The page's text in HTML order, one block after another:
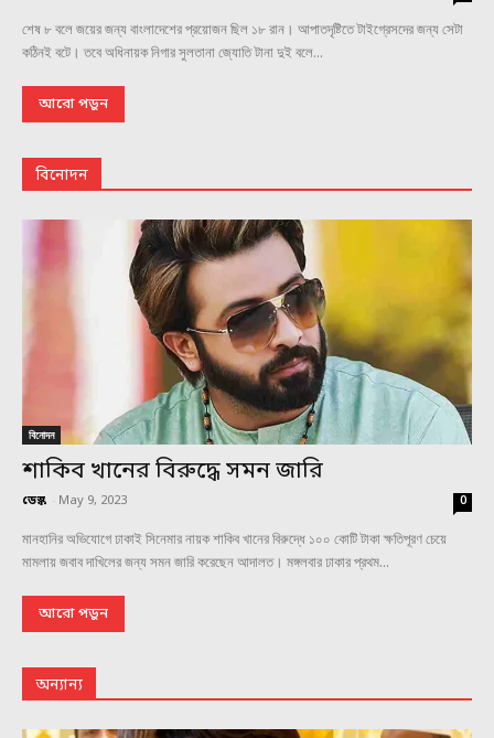
শেষ ৮ বলে জয়ের জন্য বাংলাদেশের প্রয়োজন ছিল ১৮ রান। আপাতদৃষ্টিতে টাইগ্রেসদের জন্য সেটা
কঠিনই বটে। তবে অধিনায়ক নিগার সুলতানা জ্যোতি টানা দুই বলে...
আরো পড়ুন
বিনোদন
বিনোদন
শাকিব খানের বিরুদ্ধে সমন জারি
ডেস্ক - May 9, 2023 0
মানহানির অভিযোগে ঢাকাই সিনেমার নায়ক শাকিব খানের বিরুদ্ধে ১০০ কোটি টাকা ক্ষতিপূরণ চেয়ে
মামলায় জবাব দাখিলের জন্য সমন জারি করেছেন আদালত। মঙ্গলবার ঢাকার প্রথম...
আরো পড়ুন
অন্যান্য